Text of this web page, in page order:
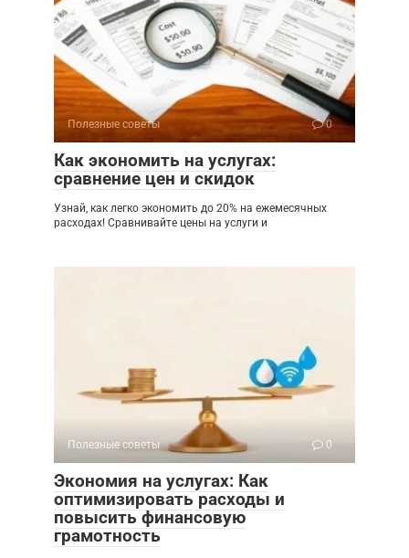
Полезные советы 0
Как экономить на услугах:
сравнение цен и скидок
Узнай, как легко экономить до 20% на ежемесячных
расходах! Сравнивайте цены на услуги и
Полезные советы 0
Экономия на услугах: Как
оптимизировать расходы и
повысить финансовую
грамотность